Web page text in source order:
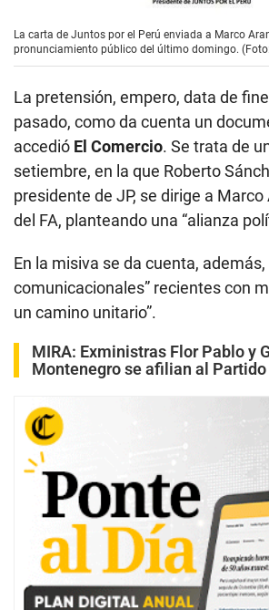
La carta de Juntos por el Perú enviada a Marco
pronunciamiento público del último domingo.
La pretensión, empero, data de
pasado, como da cuenta un
accedió El Comercio. Se trata de
setiembre, en la que Roberto
presidente de JP, se dirige a
del FA, planteando una “alianza
En la misiva se da cuenta,
comunicacionales” recientes con
un camino unitario”.
MIRA: Exministras Flor Pablo y
Montenegro se afilian al